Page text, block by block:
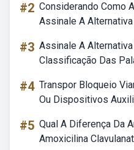
#2 Considerando Como
Assinale A
#3 Assinale A
Classificação Das
#4 Transpor Bloqueio
Ou Dispositivos
#5 Qual A Diferença Da
Amoxicilina